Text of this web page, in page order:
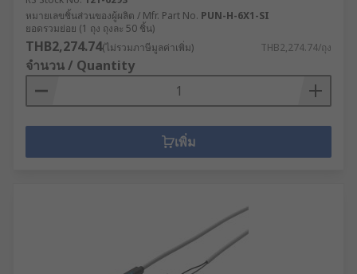
หมายเลขชิ้นส่วนของผู้ผลิต / Mfr. Part No. PUN-H-6X1-SI
ยอดรวมย่อย (1 ถุง ถุงละ 50 ชิ้น)
THB2,274.74(ไม่รวมภาษีมูลค่าเพิ่ม) THB2,274.74/ถุง
จำนวน / Quantity
เพิ่ม